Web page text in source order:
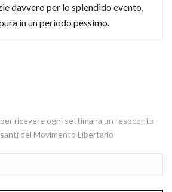
davvero per lo splendido evento,
in un periodo pessimo.
ricevere ogni settimana un resoconto
del Movimento Libertario